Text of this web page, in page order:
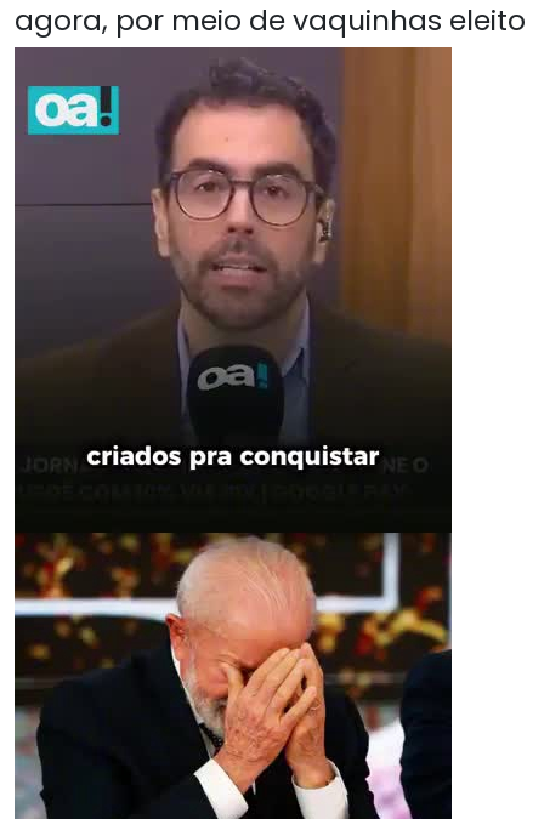
agora, por meio de vaquinhas eleito